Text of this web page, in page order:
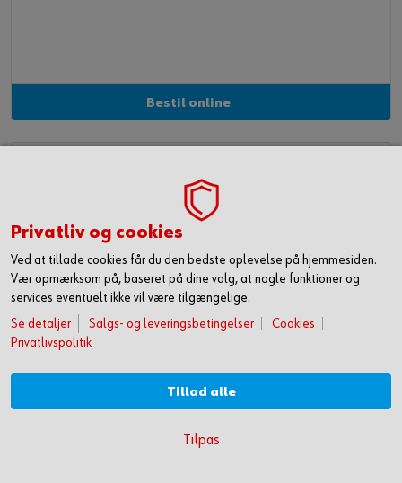
Bestil online
LED-lampe til T8 (T26) rør
Til lamper med magnetisk forkoblingsenhed. Øjeblikkelig 100 %
Privatliv og cookies
Ved at tillade cookies får du den bedste oplevelse på hjemmesiden.
Vær opmærksom på, baseret på dine valg, at nogle funktioner og
services eventuelt ikke vil være tilgængelige.
Se detaljer
Salgs- og leveringsbetingelser
Cookies
Privatlivspolitik
Tillad alle
Tilpas
OPRET DIG OG FÅ ADGANG TIL 50.000 PRODUKTER >